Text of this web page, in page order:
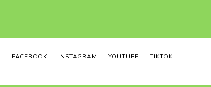
FACEBOOK INSTAGRAM YOUTUBE TIKTOK